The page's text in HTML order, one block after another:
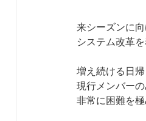
来シーズンに
システム改革を
増え続ける日
現行メンバーの
非常に困難を